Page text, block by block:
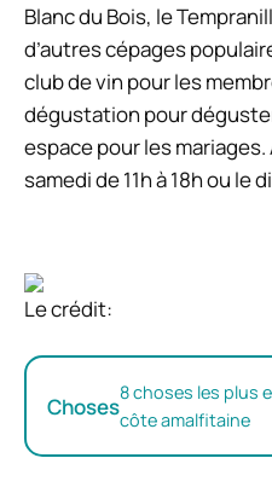
Blanc du Bois, le
d’autres cépages
club de vin pour les
dégustation pour
espace pour les
samedi de 11h à 18h ou le
Le crédit:
Choses8 choses les plus
côte amalfitaine